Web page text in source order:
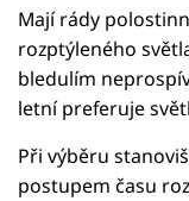
Mají rády
rozptýleného
bledulím
letní preferuje
Při výběru
postupem času